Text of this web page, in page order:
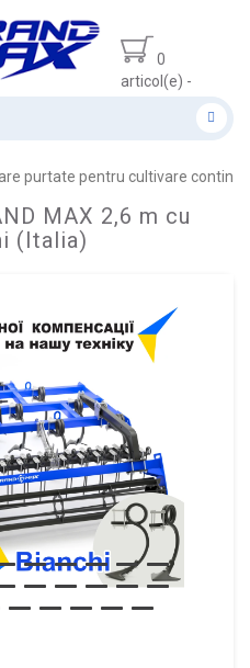
0
articol(e) -
purtate pentru cultivare continuă
MAX 2,6 m cu
(Italia)